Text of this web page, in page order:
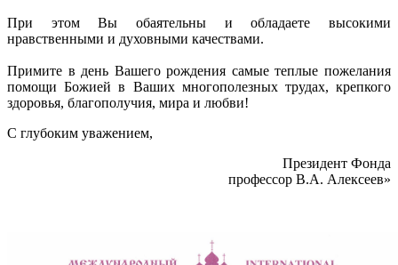
При этом Вы обаятельны и обладаете высокими
нравственными и духовными качествами.
Примите в день Вашего рождения самые теплые пожелания
помощи Божией в Ваших многополезных трудах, крепкого
здоровья, благополучия, мира и любви!
С глубоким уважением,
Президент Фонда
профессор В.А. Алексеев»